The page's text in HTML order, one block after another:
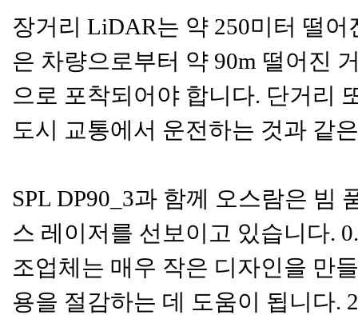
장거리 LiDAR는 약 250미터 떨
은 차량으로부터 약 90m 떨어진
으로 포착되어야 합니다. 단거리
도시 교통에서 운전하는 것과 같
SPL DP90_3과 함께 오스람은 빔
스 레이저를 선보이고 있습니다.
조업체는 매우 작은 디자인을 만
용을 절감하는 데 도움이 됩니다.